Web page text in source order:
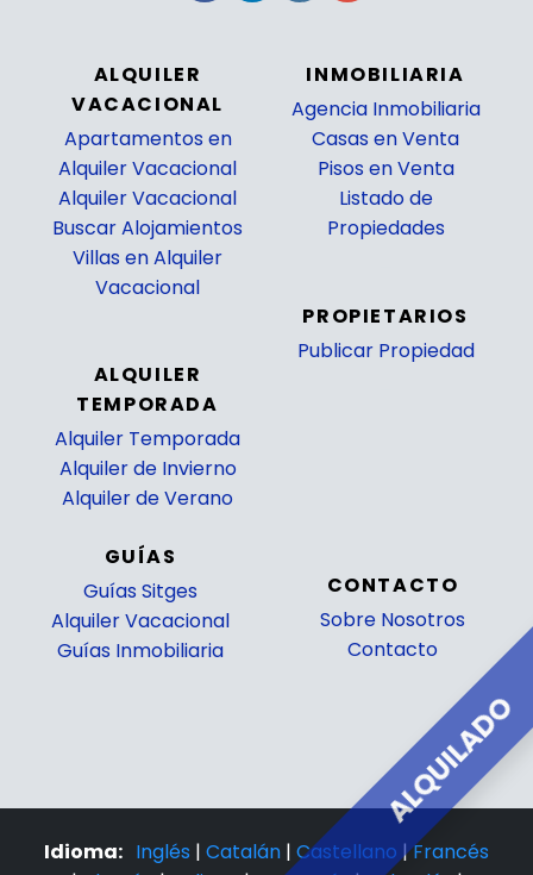
ALQUILADO
ALQUILER
VACACIONAL
Apartamentos en
Alquiler Vacacional
Alquiler Vacacional
Buscar Alojamientos
Villas en Alquiler
Vacacional
ALQUILER
TEMPORADA
Alquiler Temporada
Alquiler de Invierno
Alquiler de Verano
INMOBILIARIA
Agencia Inmobiliaria
Casas en Venta
Pisos en Venta
Listado de
Propiedades
PROPIETARIOS
Publicar Propiedad
GUÍAS
Guías Sitges
Alquiler Vacacional
Guías Inmobiliaria
CONTACTO
Sobre Nosotros
Contacto
Idioma: Inglés | Catalán | Castellano|Francés